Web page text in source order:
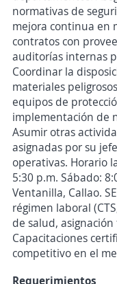
normativas de
mejora continua en
contratos con
auditorías internas
Coordinar la
materiales
equipos de
implementación de
Asumir otras
asignadas por su
operativas. Horario
5:30 p.m. Sábado:
Ventanilla, Callao.
régimen laboral
de salud, asignación
Capacitaciones
competitivo en el
Requerimientos